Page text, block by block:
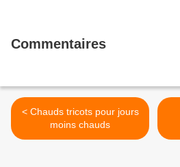
Commentaires
< Chauds tricots pour jours
moins chauds